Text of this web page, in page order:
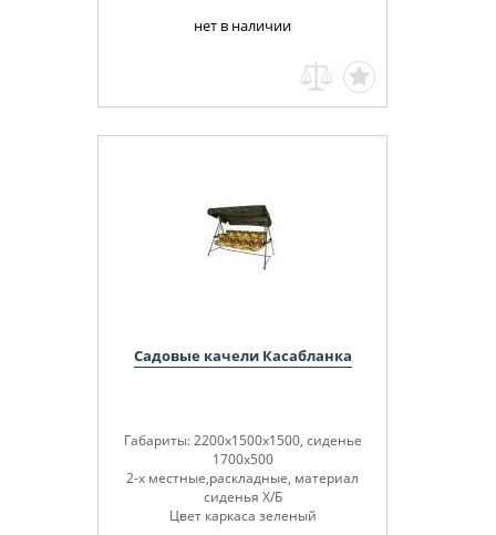
нет в наличии
Садовые качели Касабланка
Габариты: 2200х1500х1500, сиденье
1700х500
2-х местные,раскладные, материал
сиденья Х/Б
Цвет каркаса зеленый